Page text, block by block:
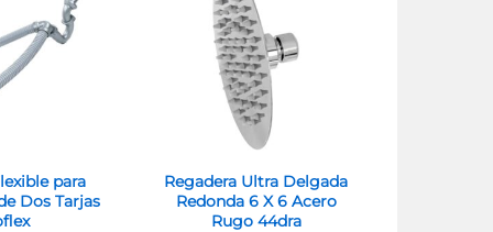
para
Dos Tarjas
Regadera Ultra Delgada
Redonda 6 X 6 Acero
Rugo 44dra